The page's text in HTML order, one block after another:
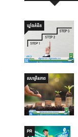
ឃ្លាំង​គំនិត
សហគ្រិនភាព
PR